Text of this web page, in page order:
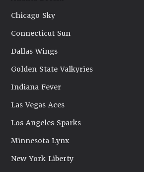
Chicago Sky
Connecticut Sun
Dallas Wings
Golden State Valkyries
Indiana Fever
Las Vegas Aces
Los Angeles Sparks
Minnesota Lynx
New York Liberty